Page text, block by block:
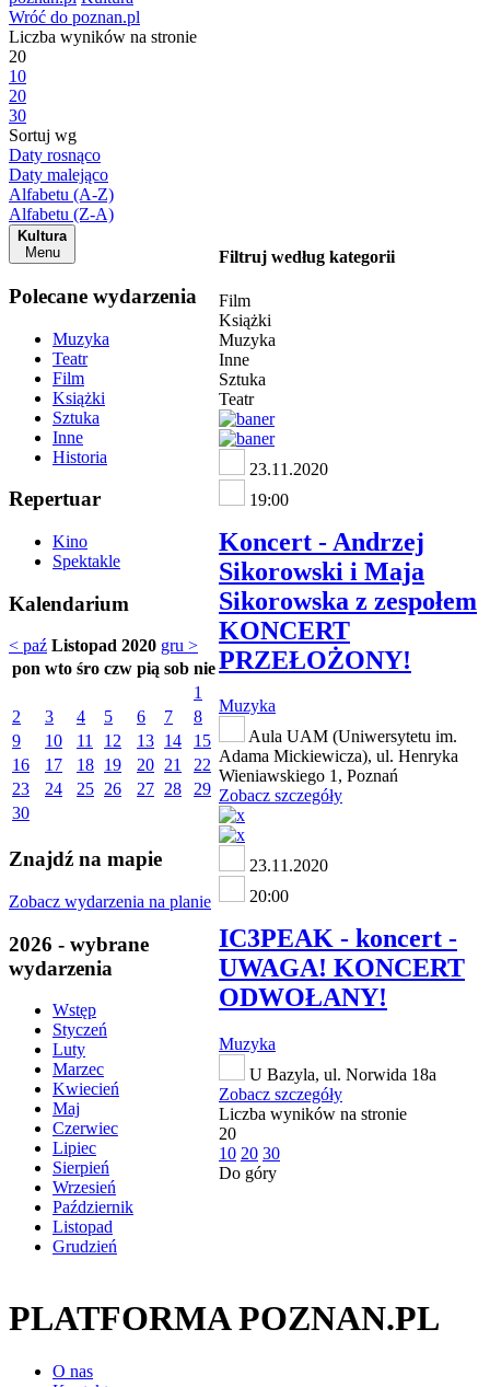
Wróć do poznan.pl
Liczba wyników na stronie
20
10
20
30
Sortuj wg
Daty rosnąco
Daty malejąco
Alfabetu (A-Z)
Alfabetu (Z-A)
Kultura
Menu
Polecane wydarzenia
Muzyka
Teatr
Film
Książki
Sztuka
Inne
Historia
Repertuar
Kino
Spektakle
Kalendarium
< paź Listopad 2020 gru >
pon wto śro czw pią sob nie
1
2
3 4 5 6 7
8
9
10 11 12 13 14
15
16
17 18 19 20 21
22
23
24 25 26 27 28
29
30
Znajdź na mapie
Zobacz wydarzenia na planie
2026 - wybrane
wydarzenia
Wstęp
Styczeń
Luty
Marzec
Kwiecień
Maj
Czerwiec
Lipiec
Sierpień
Wrzesień
Październik
Listopad
Grudzień
Filtruj według kategorii
Film
Książki
Muzyka
Inne
Sztuka
Teatr
23.11.2020
19:00
Koncert - Andrzej
Sikorowski i Maja
Sikorowska z zespołem
KONCERT
PRZEŁOŻONY!
Muzyka
Aula UAM (Uniwersytetu im.
Adama Mickiewicza), ul. Henryka
Wieniawskiego 1, Poznań
Zobacz szczegóły
23.11.2020
20:00
IC3PEAK - koncert -
UWAGA! KONCERT
ODWOŁANY!
Muzyka
U Bazyla, ul. Norwida 18a
Zobacz szczegóły
Liczba wyników na stronie
20
10 20 30
Do góry
PLATFORMA POZNAN.PL
O nas